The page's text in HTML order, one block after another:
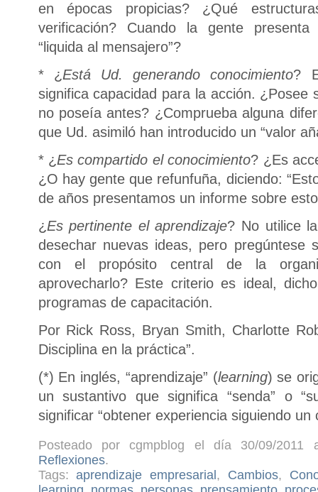
en épocas propicias? ¿Qué
verificación? Cuando la gente
“liquida al mensajero”?
* ¿ Está Ud. generando conocimiento?
significa capacidad para la acción. ¿Posee
no poseía antes? ¿Comprueba alguna
que Ud. asimiló han introducido un “valor
* ¿ Es compartido el conocimiento? ¿Es
¿O hay gente que refunfuña, diciendo:
de años presentamos un informe sobre
¿ Es pertinente el aprendizaje? No utilice
desechar nuevas ideas, pero pregúntese
con el propósito central de la
aprovecharlo? Este criterio es ideal,
programas de capacitación.
Por Rick Ross, Bryan Smith, Charlotte
Disciplina en la práctica”.
(*) En inglés, “aprendizaje” (learning) se
un sustantivo que significa “senda” o
significar “obtener experiencia siguiendo un
Posteado por cgmpblog el día 30/09/
Reflexiones.
Tags:aprendizaje empresarial, Cambios,